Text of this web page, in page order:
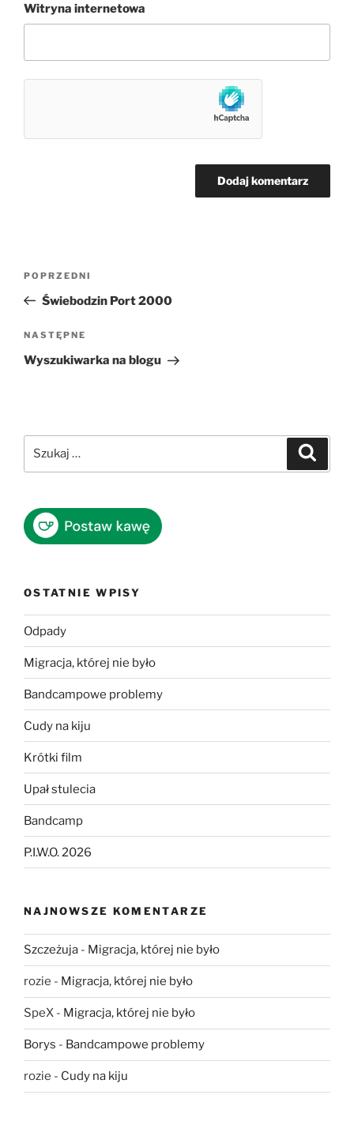
Witryna internetowa
wpisu
Poprzedni
wpis
POPRZEDNI
Świebodzin Port 2000
Następny
wpis
NASTĘPNE
Wyszukiwarka na blogu
OSTATNIE WPISY
Odpady
Migracja, której nie było
Bandcampowe problemy
Cudy na kiju
Krótki film
Upał stulecia
Bandcamp
P.I.W.O. 2026
NAJNOWSZE KOMENTARZE
Szczeżuja - Migracja, której nie było
rozie - Migracja, której nie było
SpeX - Migracja, której nie było
Borys - Bandcampowe problemy
rozie - Cudy na kiju